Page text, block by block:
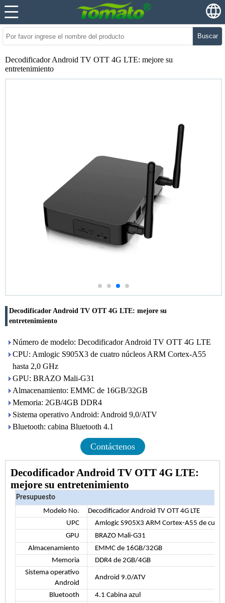
Buscar
Decodificador Android TV OTT 4G LTE: mejore su
entretenimiento
Decodificador Android TV OTT 4G LTE: mejore su
entretenimiento
Número de modelo: Decodificador Android TV OTT 4G LTE
CPU: Amlogic S905X3 de cuatro núcleos ARM Cortex-A55
hasta 2,0 GHz
GPU: BRAZO Mali-G31
Almacenamiento: EMMC de 16GB/32GB
Memoria: 2GB/4GB DDR4
Sistema operativo Android: Android 9,0/ATV
Bluetooth: cabina Bluetooth 4.1
Contáctenos
Decodificador Android TV OTT 4G LTE:
mejore su entretenimiento
Presupuesto
Modelo No.
Decodificador Android TV OTT 4G LTE
UPC
Amlogic S905X3 ARM Cortex-A55 de
GPU
BRAZO Mali-G31
Almacenamiento
EMMC de 16GB/32GB
Memoria
DDR4 de 2GB/4GB
Sistema operativo
Android
Android 9.0/ATV
Bluetooth
4.1 Cabina azul